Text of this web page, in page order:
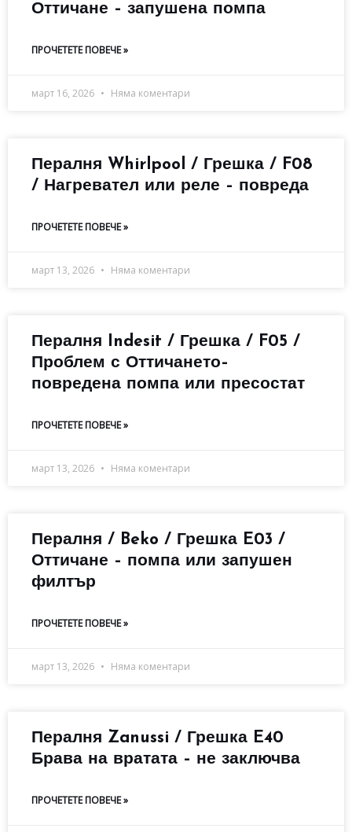
Оттичане – запушена помпа
ПРОЧЕТЕТЕ ПОВЕЧЕ »
март 16, 2026 Няма коментари
Пералня Whirlpool / Грешка / F08
/ Нагревател или реле – повреда
ПРОЧЕТЕТЕ ПОВЕЧЕ »
март 13, 2026 Няма коментари
Пералня Indesit / Грешка / F05 /
Проблем с Оттичането–
повредена помпа или пресостат
ПРОЧЕТЕТЕ ПОВЕЧЕ »
март 13, 2026 Няма коментари
Пералня / Beko / Грешка E03 /
Оттичане – помпа или запушен
филтър
ПРОЧЕТЕТЕ ПОВЕЧЕ »
март 13, 2026 Няма коментари
Пералня Zanussi / Грешка E40
Брава на вратата – не заключва
ПРОЧЕТЕТЕ ПОВЕЧЕ »